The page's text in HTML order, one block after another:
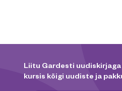
Liitu Gardesti uudiskirjaga
kursis kõigi uudiste ja